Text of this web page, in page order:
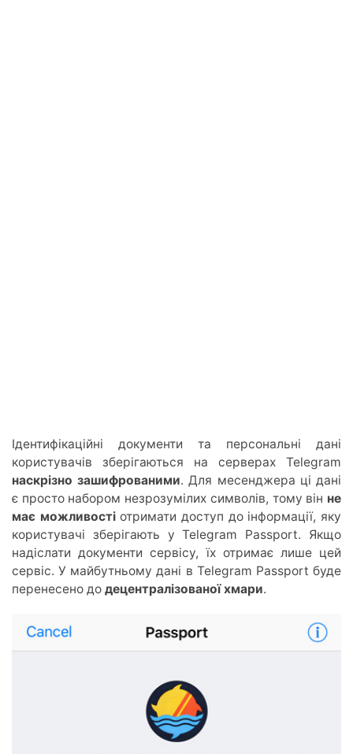
Ідентифікаційні документи та персональні дані
користувачів зберігаються на серверах Telegram
наскрізно зашифрованими. Для месенджера ці дані
є просто набором незрозумілих символів, тому він не
має можливостіотримати доступ до інформації, яку
користувачі зберігають у Telegram Passport. Якщо
надіслати документи сервісу, їх отримає лише цей
сервіс. У майбутньому дані в Telegram Passport буде
перенесено до децентралізованої хмари.